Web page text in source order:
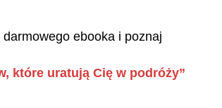
darmowego ebooka i poznaj
które uratują Cię w podróży”